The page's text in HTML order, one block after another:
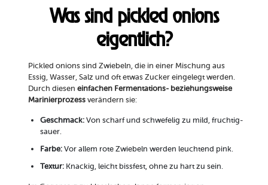
Was sind pickled onions
eigentlich?
Pickled onions sind Zwiebeln, die in einer Mischung aus
Essig, Wasser, Salz und oft etwas Zucker eingelegt werden.
Durch diesen einfachen Fermentations- beziehungsweise
Marinierprozessverändern sie:
Geschmack:Von scharf und schwefelig zu mild, fruchtig-
sauer.
Farbe:Vor allem rote Zwiebeln werden leuchtend pink.
Textur:Knackig, leicht bissfest, ohne zu hart zu sein.